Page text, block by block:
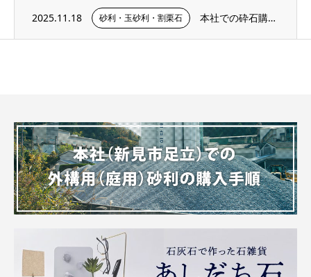
2025.11.18 砂利・玉砂利・割栗石 本社での砕石購入手順・サンプル購入ページのご紹介